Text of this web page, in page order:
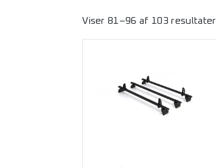
Viser 81–96 af 103 resultater